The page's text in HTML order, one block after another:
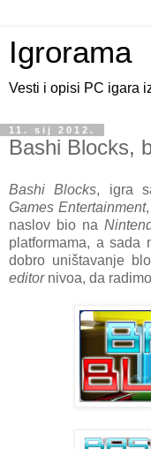
Igrorama
Vesti i opisi PC igara
11. sij 2012.
Bashi Blocks,
Bashi Blocks, igra
Games Entertainment
naslov bio na
platformama, a sada
dobro uništavanje
editornivoa, da